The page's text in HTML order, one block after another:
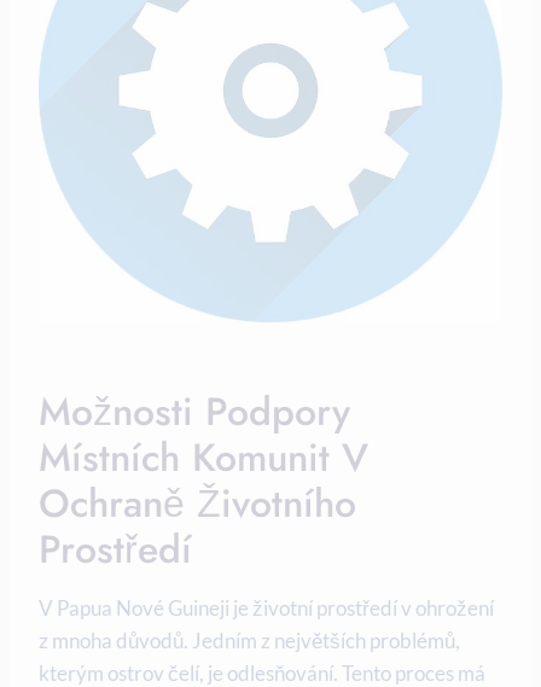
Možnosti Podpory
Místních Komunit‍ V
Ochraně​ Životního⁣
Prostředí
V Papua Nové Guineji je životní prostředí ⁤v ‍ohrožení
z mnoha důvodů. Jedním z největších problémů,⁤
kterým ‍ostrov čelí, je ‍odlesňování. Tento proces má